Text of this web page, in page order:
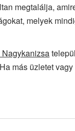
megtalálja,
melyek
Nagykanizsa
más üzletet